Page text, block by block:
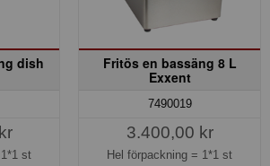
dish
1*1 st
Fritös en bassäng 8 L
Exxent
7490019
3.400,00 kr
Hel förpackning = 1*1 st